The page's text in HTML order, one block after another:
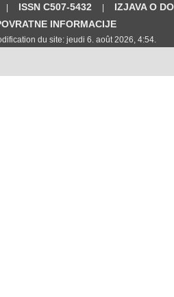
| ISSN C507-5432 |
IZJAVA O
INFORMACIJE
du site: jeudi 6. août 2026, 4:54.